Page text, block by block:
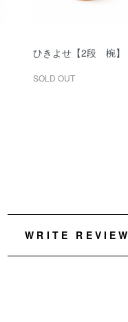
ひきよせ【2段 椀】
SOLD OUT
WRITE REVIEW